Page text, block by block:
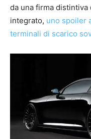
da una firma
integrato, uno spoiler
terminali di scarico